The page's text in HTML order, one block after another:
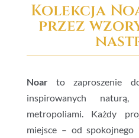
Kolekcja
przez
Noarto zaproszenie
inspirowanych
metropoliami. Każdy
miejsce – od